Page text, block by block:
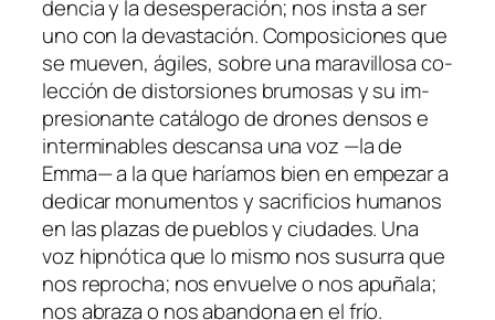
den­cia y la de­ses­pe­ra­ción; nos ins­ta a ser
uno con la de­vas­ta­ción. Composiciones que
se mue­ven, ági­les, so­bre una ma­ra­vi­llo­sa co­
lec­ción de dis­tor­sio­nes bru­mo­sas y su im­
pre­sio­nan­te ca­tá­lo­go de dro­nes den­sos e
in­ter­mi­na­bles des­can­sa una voz —la de
Emma— a la que ha­ría­mos bien en em­pe­zar a
de­di­car mo­nu­men­tos y sa­cri­fi­cios hu­ma­nos
en las pla­zas de pue­blos y ciu­da­des. Una
voz hip­nó­ti­ca que lo mis­mo nos su­su­rra que
nos re­pro­cha; nos en­vuel­ve o nos apu­ña­la;
nos abra­za o nos aban­do­na en el frío.